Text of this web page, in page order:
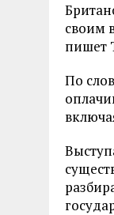
своим
пишет
По